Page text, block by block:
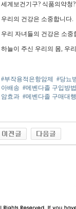
세계보건기구? 식품의약청
우리의 건강은 소중합니다.
우리 자녀들의 건강은 소중
하늘이 주신 우리의 몸, 우
#부작용적은항암제
#당뇨
아배송 #메벤다졸 구입방법
암효과 #메벤다졸 구매대행